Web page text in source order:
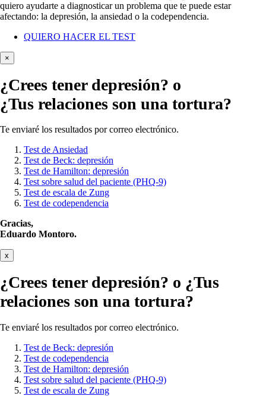
quiero ayudarte a diagnosticar un problema que te puede estar
afectando: la depresión, la ansiedad o la codependencia.
QUIERO HACER EL TEST
×
¿Crees tener depresión? o
¿Tus relaciones son una tortura?
Te enviaré los resultados por correo electrónico.
Test de Ansiedad
Test de Beck: depresión
Test de Hamilton: depresión
Test sobre salud del paciente (PHQ-9)
Test de escala de Zung
Test de codependencia
Gracias,
Eduardo Montoro.
x
¿Crees tener depresión? o ¿Tus
relaciones son una tortura?
Te enviaré los resultados por correo electrónico.
Test de Beck: depresión
Test de codependencia
Test de Hamilton: depresión
Test sobre salud del paciente (PHQ-9)
Test de escala de Zung